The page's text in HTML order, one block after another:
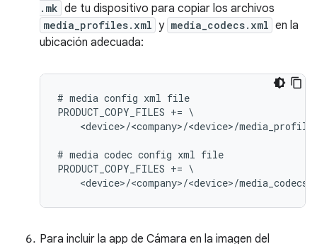
.mk de tu dispositivo para copiar los archivos
media_profiles.xml y media_codecs.xml en la
ubicación adecuada:
# media config xml file
PRODUCT_COPY_FILES += \
<device>/<company>/<device>/
# media codec config xml file
PRODUCT_COPY_FILES += \
Para incluir la app de Cámara en la imagen del